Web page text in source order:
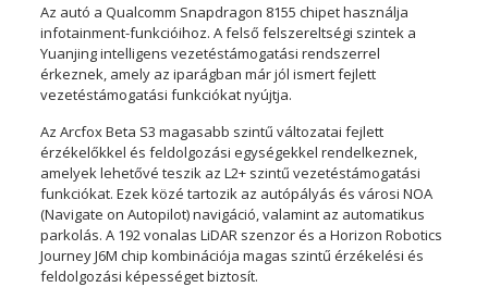
Az autó a Qualcomm Snapdragon 8155 chipet használja
infotainment-funkcióihoz. A felső felszereltségi szintek a
Yuanjing intelligens vezetéstámogatási rendszerrel
érkeznek, amely az iparágban már jól ismert fejlett
vezetéstámogatási funkciókat nyújtja.
Az Arcfox Beta S3 magasabb szintű változatai fejlett
érzékelőkkel és feldolgozási egységekkel rendelkeznek,
amelyek lehetővé teszik az L2+ szintű vezetéstámogatási
funkciókat. Ezek közé tartozik az autópályás és városi NOA
(Navigate on Autopilot) navigáció, valamint az automatikus
parkolás. A 192 vonalas LiDAR szenzor és a Horizon Robotics
Journey J6M chip kombinációja magas szintű érzékelési és
feldolgozási képességet biztosít.